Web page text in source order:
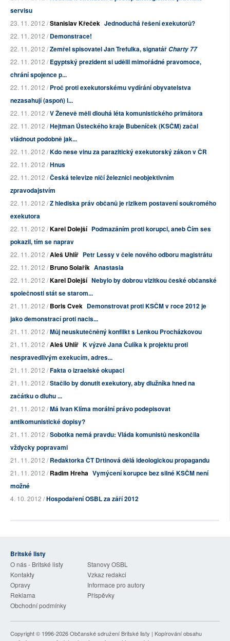
servisu
23. 11. 2012 /Stanislav Křeček Jednoduchá řešení exekutorů?
22. 11. 2012 /Demonstrace!
22. 11. 2012 /Zemřel spisovatel Jan Trefulka, signatářCharty 77
22. 11. 2012 /Egyptský prezident si udělil mimořádné pravomoce,
chrání spojence p...
22. 11. 2012 /Proč proti exekutorskému vydírání obyvatelstva
nezasahují (aspoň) l...
22. 11. 2012 /V Ženevě měli dlouhá léta komunistického primátora
22. 11. 2012 /Hejtman Ústeckého kraje Bubeníček (KSČM) začal
vládnout podobně jak...
22. 11. 2012 /Kdo nese vinu za parazitický exekutorský zákon v ČR
22. 11. 2012 /Hnus
22. 11. 2012 /Česká televize ničí železnici neobjektivním
zpravodajstvím
22. 11. 2012 /Z hlediska práv občanů je rizikem postavení soukromého
exekutora
22. 11. 2012 /Karel Dolejší Podmazáním proti korupci, aneb Čím ses
pokazil, tím se naprav
22. 11. 2012 /Aleš Uhlíř Petr Lessy v čele nového odboru magistrátu
22. 11. 2012 /Bruno Solařík Anastasia
22. 11. 2012 /Karel Dolejší Nebylo by dobrou vizitkou české občanské
společnosti stát se starom...
21. 11. 2012 /Boris Cvek Demonstrovat proti KSČM v roce 2012 je
jako demonstrací proti nacis...
21. 11. 2012 /Můj neuskutečněný konflikt s Lenkou Procházkovou
21. 11. 2012 /Aleš Uhlíř K výzvě Jana Čulíka k projektu proti
nespravedlivým exekucím, adres...
21. 11. 2012 /Fakta o izraelské okupaci
21. 11. 2012 /Stačilo by donutit exekutory, aby dlužníka hned na
začátku o dluhu ...
21. 11. 2012 /Má Ivan Klíma morální právo podepisovat
antikomunistické dopisy?
21. 11. 2012 /Sobotka nemá pravdu: Vláda komunistů neskončila
vždycky popravami
21. 11. 2012 /Redaktorka ČT Drtinová dělá ideologickou propagandu
21. 11. 2012 /Radim Hreha Vymýcení korupce bez silné KSČM není
možné
4. 10. 2012 /Hospodaření OSBL za září 2012
Britské listy
O nás - Britské listy
Stanovy OSBL
Kontakty
Vzkaz redakci
Opravy
Informace pro autory
Reklama
Příspěvky
Obchodní podmínky
Copyright © 1996-2026Občanské sdružení Britské listy | Kopírování obsahu